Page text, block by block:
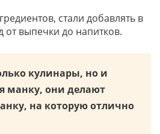
стали добавлять в
выпечки до напитков.
кулинары, но и
манку, они делают
на которую отлично